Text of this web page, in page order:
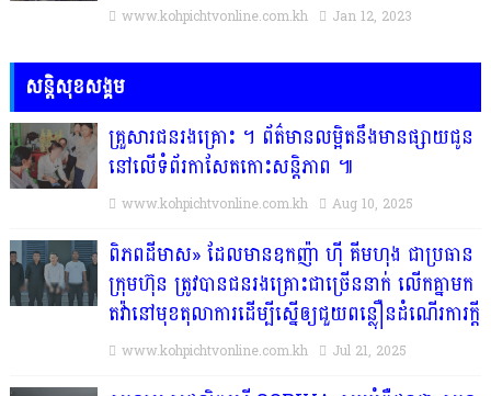
www.kohpichtvonline.com.kh Jan 12, 2023
សន្តិសុខសង្គម
គ្រួសារ​ជន​រង​គ្រោះ​ ។​ ព័ត៌មានលម្អិតនឹងមានផ្សាយជូន
នៅលើទំព័រកាសែតកោះសន្តិភាព ៕​
www.kohpichtvonline.com.kh Aug 10, 2025
ពិភពដីមាស» ដែលមានឧកញ៉ា ហ៊ី គីមហុង ជាប្រធាន
ក្រុមហ៊ុន ត្រូវបានជនរងគ្រោះជាច្រើននាក់ លើកគ្នាមក
តវ៉ានៅមុខតុលាការដើម្បីស្នើឲ្យជួយពន្លឿនដំណើរការក្ដី
www.kohpichtvonline.com.kh Jul 21, 2025